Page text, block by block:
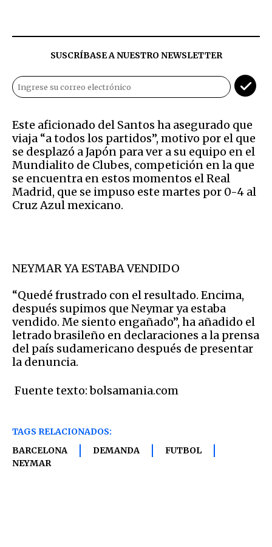
SUSCRÍBASE A NUESTRO NEWSLETTER
Este aficionado del Santos ha asegurado que
viaja “a todos los partidos”, motivo por el que
se desplazó a Japón para ver a su equipo en el
Mundialito de Clubes, competición en la que
se encuentra en estos momentos el Real
Madrid, que se impuso este martes por 0-4 al
Cruz Azul mexicano.
NEYMAR YA ESTABA VENDIDO
“Quedé frustrado con el resultado. Encima,
después supimos que Neymar ya estaba
vendido. Me siento engañado”, ha añadido el
letrado brasileño en declaraciones a la prensa
del país sudamericano después de presentar
la denuncia.
Fuente texto: bolsamania.com
TAGS RELACIONADOS:
BARCELONA
DEMANDA
FUTBOL
NEYMAR